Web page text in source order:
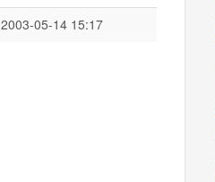
2003-05-14 15:17